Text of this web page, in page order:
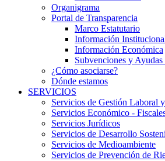
Organigrama
Portal de Transparencia
Marco Estatutario
Información
Información Económica
Subvenciones y Ayudas
¿Cómo asociarse?
Dónde estamos
SERVICIOS
Servicios de Gestión Laboral
Servicios Económico -
Servicios Jurídicos
Servicios de Desarrollo
Servicios de Medioambiente
Servicios de Prevención de